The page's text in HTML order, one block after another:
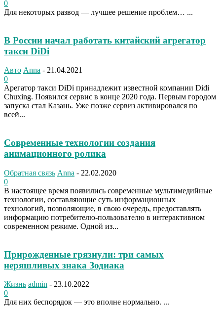
0
Для некоторых развод — лучшее решение проблем… ...
В России начал работать китайский агрегатор
такси DiDi
Авто Anna - 21.04.2021
0
Арегатор такси DiDi принадлежит известной компании Didi
Chuxing. Появился сервис в конце 2020 года. Первым городом
запуска стал Казань. Уже позже сервиз активировался по
всей...
Современные технологии создания
анимационного ролика
Обратная связь Anna - 22.02.2020
0
В настоящее время появились современные мультимедийные
технологии, составляющие суть информационных
технологий, позволяющие, в свою очередь, предоставлять
информацию потребителю-пользователю в интерактивном
современном режиме. Одной из...
Прирожденные грязнули: три самых
неряшливых знака Зодиака
Жизнь admin - 23.10.2022
0
Для них беспорядок — это вполне нормально. ...